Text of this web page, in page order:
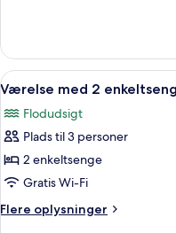
seng
(LARGE)
-
kingsize-
(LARGE)
Indlæs
alle
billeder
af
Værelse
med
2
enkeltsenge
6
Værelse med 2
Flodudsigt
Plads til 3 personer
2 enkeltsenge
Gratis Wi-Fi
Flere oplysninger
Flere